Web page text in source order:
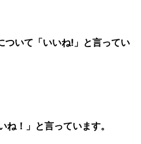
いて「いいね!」と言ってい
！」と言っています。